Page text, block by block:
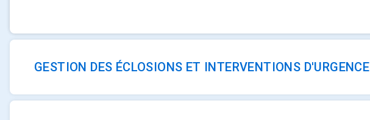
GESTION DES ÉCLOSIONS ET INTERVENTIONS D'URGENCE